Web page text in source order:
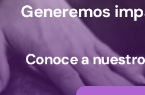
Generemos
Conoce a